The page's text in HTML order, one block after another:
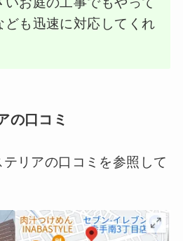
ども迅速に対応してくれ
の口コミ
リアの口コミを参照して